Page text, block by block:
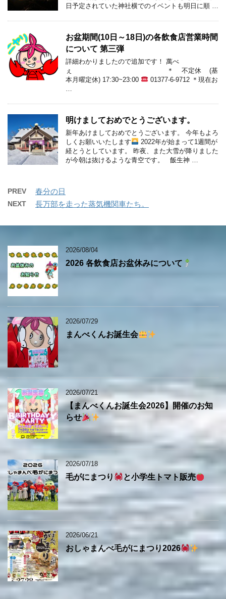
日予定されていた神社横でのイベントも明日に順 …
お盆期間(10日～18日)の各飲食店営業時間
について 第三弾
詳細わかりましたので追加です！ 萬べ
ぇ ＊ 不定休 (基
本月曜定休) 17:30~23:00
01377-6-9712 ＊現在お
…
明けましておめでとうございます。
新年あけましておめでとうございます。 今年もよろ
しくお願いいたします
2022年が始まって1週間が
経とうとしています。 昨夜、また大雪が降りました
が今朝は抜けるような青空です。 飯生神 …
PREV 春分の日
NEXT 長万部を走った蒸気機関車たち。
2026/08/04
2026 各飲食店お盆休みについて
2026/07/29
まんべくんお誕生会
2026/07/21
【まんべくんお誕生会2026】開催のお知
らせ
2026/07/18
毛がにまつり と小学生トマト販売
2026/06/21
おしゃまんべ毛がにまつり2026